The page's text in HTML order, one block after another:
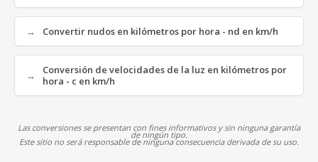
Convertir nudos en kilómetros por hora - nd en km/h
Conversión de velocidades de la luz en kilómetros por
hora - c en km/h
Las conversiones se presentan con fines informativos y sin ninguna garantía
de ningún tipo.
Este sitio no será responsable de ninguna consecuencia derivada de su uso.